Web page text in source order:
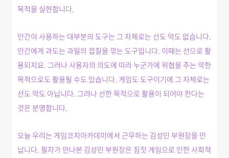
목적을 실현합니다.
인간이 사용하는 대부분의 도구는 그 자체로는 선도 악도 없습니다.
인간에게 과도는 과일의 껍질을 깎는 도구입니다. 이때는 선으로 활
용되지요. 그러나 사용자의 의도에 따라 누군가에 위협을 주는 악한
목적으로도 활용될 수도 있습니다. 게임도 도구이기에 그 자체로는
선도 악도 아닙니다. 그러나 선한 목적으로 활용이 되어야 한다는
것은 분명합니다.
오늘 우리는 게임코치아카데미에서 근무하는 김성민 부원장을 만
납니다. 필자가 만나본 김성민 부원장은 짐짓 게임으로 인한 사회적